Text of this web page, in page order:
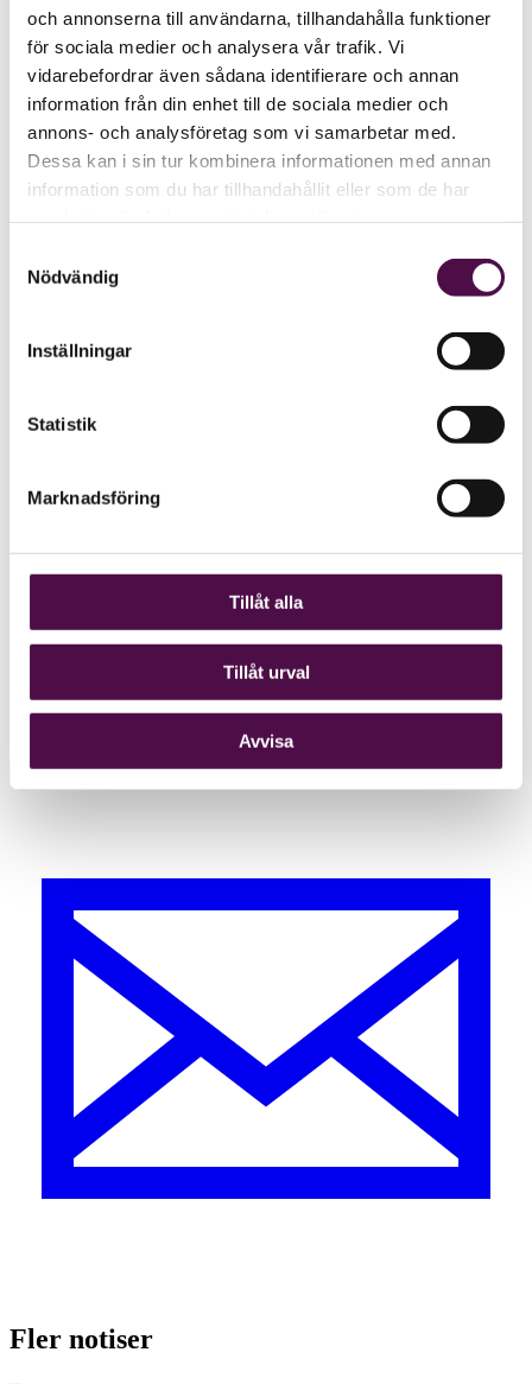
och annonserna till användarna, tillhandahålla funktioner
för sociala medier och analysera vår trafik. Vi
vidarebefordrar även sådana identifierare och annan
information från din enhet till de sociala medier och
annons- och analysföretag som vi samarbetar med.
Dessa kan i sin tur kombinera informationen med annan
information som du har tillhandahållit eller som de har
Nödvändig
Inställningar
Statistik
Marknadsföring
Tillåt alla
Tillåt urval
Avvisa
Fler notiser